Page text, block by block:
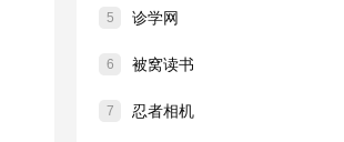
5 诊学网
6 被窝读书
7 忍者相机